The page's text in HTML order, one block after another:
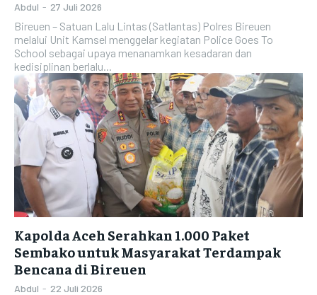
Abdul - 27 Juli 2026
Bireuen – Satuan Lalu Lintas (Satlantas) Polres Bireuen
melalui Unit Kamsel menggelar kegiatan Police Goes To
School sebagai upaya menanamkan kesadaran dan
kedisiplinan berlalu...
Kapolda Aceh Serahkan 1.000 Paket
Sembako untuk Masyarakat Terdampak
Bencana di Bireuen
Abdul - 22 Juli 2026